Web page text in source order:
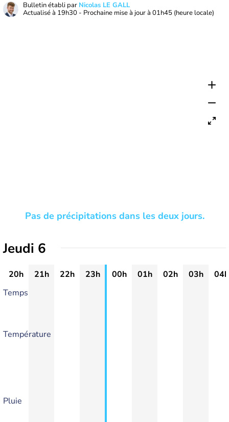
Bulletin établi par Nicolas LE GALL
Actualisé à 19h30 - Prochaine mise à jour à 01h45 (heure locale)
Pas de précipitations dans les deux jours.
Jeudi 6
20h 21h 22h 23h 00h 01h 02h 03h
04h
Temps
Température
Pluie